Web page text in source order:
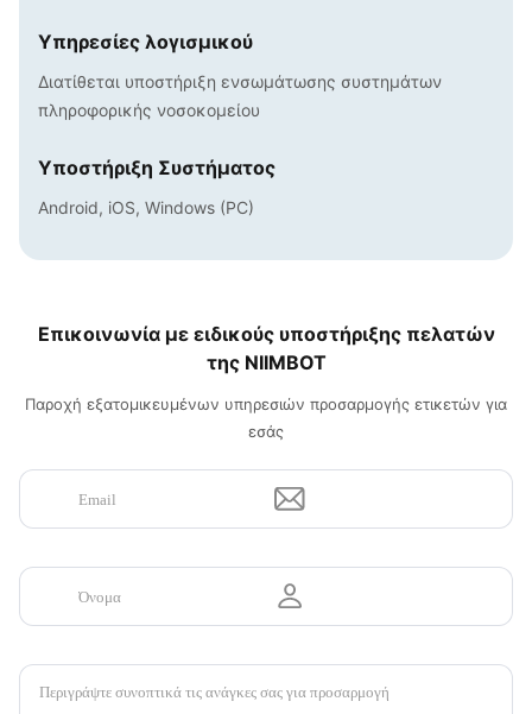
Υπηρεσίες λογισμικού
Διατίθεται υποστήριξη ενσωμάτωσης συστημάτων
πληροφορικής νοσοκομείου
Υποστήριξη Συστήματος
Android, iOS, Windows (PC)
Επικοινωνία με ειδικούς υποστήριξης πελατών
της NIIMBOT
Παροχή εξατομικευμένων υπηρεσιών προσαρμογής ετικετών για
εσάς